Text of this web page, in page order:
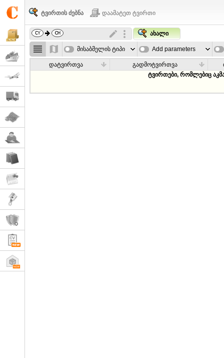
ტვირთის ძებნა დაამატეთ ტვირთი
ახალი
მისაბმელის ტიპი Add parameters
დატვირთვა გადმოტვირთვა
ტვირთები, რომლებიც